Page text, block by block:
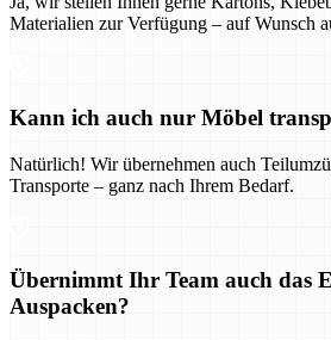
Materialien zur Verfügung – auf Wunsch
Kann ich auch nur Möbel
Natürlich! Wir übernehmen auch
Transporte – ganz nach Ihrem Bedarf.
Übernimmt Ihr Team auch das
Auspacken?